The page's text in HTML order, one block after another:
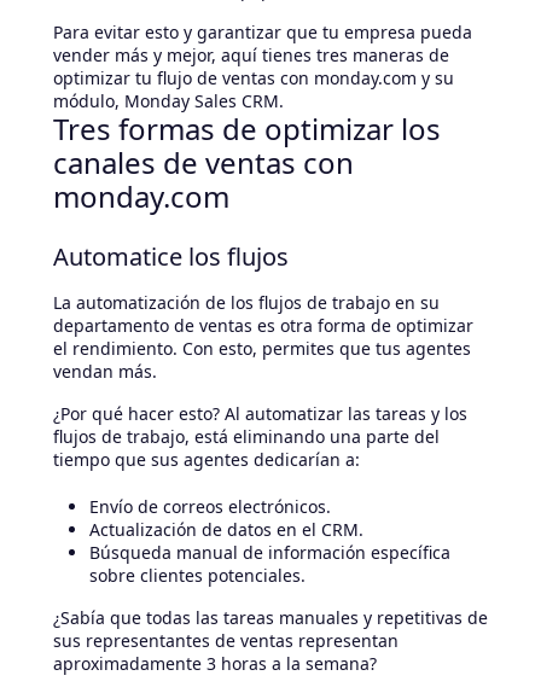
Para evitar esto y garantizar que tu empresa pueda
vender más y mejor, aquí tienes tres maneras de
optimizar tu flujo de ventas con monday.com y su
módulo, Monday Sales CRM.
Tres formas de optimizar los
canales de ventas con
monday.com
Automatice los flujos
La automatización de los flujos de trabajo en su
departamento de ventas es otra forma de optimizar
el rendimiento. Con esto, permites que tus agentes
vendan más.
¿Por qué hacer esto? Al automatizar las tareas y los
flujos de trabajo, está eliminando una parte del
tiempo que sus agentes dedicarían a:
Envío de correos electrónicos.
Actualización de datos en el CRM.
Búsqueda manual de información específica
sobre clientes potenciales.
¿Sabía que todas las tareas manuales y repetitivas de
sus representantes de ventas representan
aproximadamente 3 horas a la semana?